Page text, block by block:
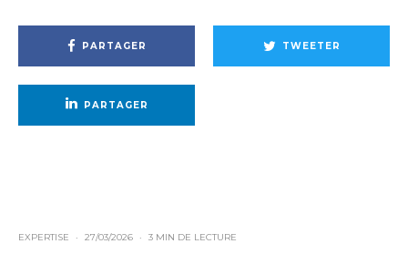
PARTAGER TWEETER
PARTAGER
EXPERTISE · 27/03/2026 · 3 MIN DE LECTURE